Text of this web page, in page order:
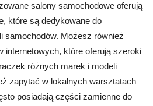
salony samochodowe oferują
które są dedykowane do
samochodów. Możesz również
internetowych, które oferują szeroki
różnych marek i modeli
zapytać w lokalnych warsztatach
posiadają części zamienne do